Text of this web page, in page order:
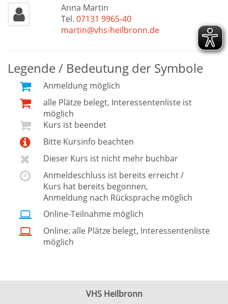
Anna Martin
Tel. 07131 9965-40
martin@vhs-heilbronn.de
Legende / Bedeutung der Symbole
Anmeldung möglich
alle Plätze belegt, Interessentenliste ist
möglich
Kurs ist beendet
Bitte Kursinfo beachten
Dieser Kurs ist nicht mehr buchbar
Anmeldeschluss ist bereits erreicht /
Kurs hat bereits begonnen,
Anmeldung nach Rücksprache möglich
Online-Teilnahme möglich
Online: alle Plätze belegt, Interessentenliste
möglich
VHS Heilbronn